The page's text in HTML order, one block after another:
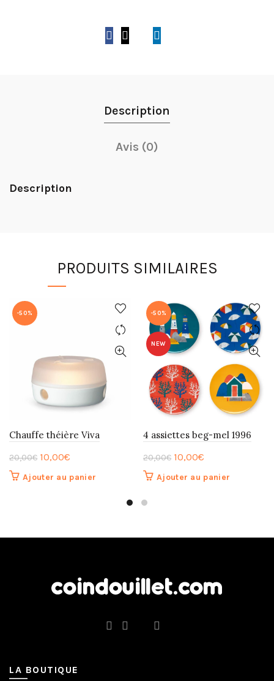
Description
Avis (0)
Description
PRODUITS SIMILAIRES
-50%
Chauffe théière Viva
20,00€ Le
prix
10,00€
prix
Ajouter au panier
-50%
NEW
4 assiettes beg-mel 1996
20,00€ Le
prix
10,00€
prix
Ajouter au panier
LA BOUTIQUE